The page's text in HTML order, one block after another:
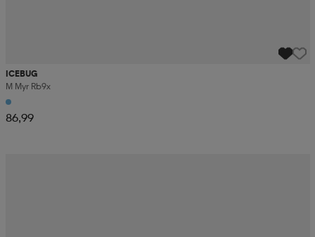
ICEBUG
M Myr Rb9x
86,99